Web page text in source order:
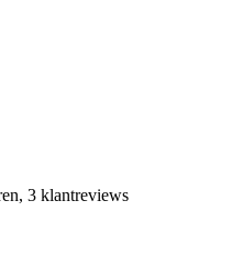
3 klantreviews